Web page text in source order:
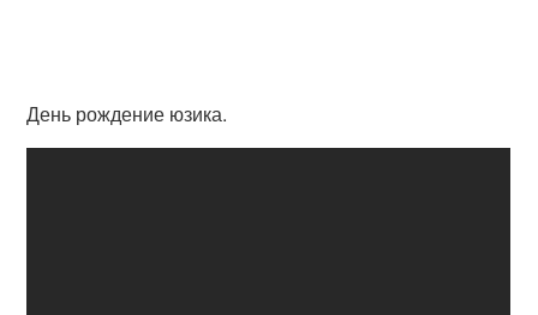
День рождение юзика.